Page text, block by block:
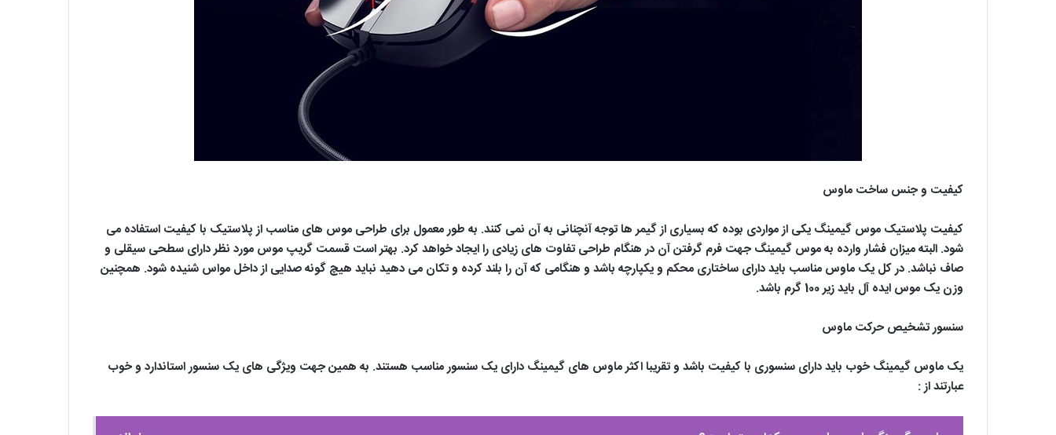
کیفیت و جنس ساخت ماوس
کیفیت پلاستیک موس گیمینگ یکی از مواردی بوده که بسیاری از گیمر ها توجه آنچنانی به آن نمی کنند. به طور معمول برای طراحی موس های مناسب از پلاستیک با کیفیت استفاده می
شود. البته میزان فشار وارده به موس گیمینگ جهت فرم گرفتن آن در هنگام طراحی تفاوت های زیادی را ایجاد خواهد کرد. بهتر است قسمت گریپ موس مورد نظر دارای سطحی سیقلی و
صاف نباشد. در کل یک ماوس مناسب باید دارای ساختاری محکم و یکپارچه باشد و هنگامی که آن را بلند کرده و تکان می دهید نباید هیچ گونه صدایی از داخل مواس شنیده شود. همچنین
وزن یک موس ایده آل باید زیر 100 گرم باشد.
سنسور تشخیص حرکت ماوس
یک ماوس گیمینگ خوب باید دارای سنسوری با کیفیت باشد و تقریبا اکثر ماوس های گیمینگ دارای یک سنسور مناسب هستند. به همین جهت ویژگی های یک سنسور استاندارد و خوب
عبارتند از :